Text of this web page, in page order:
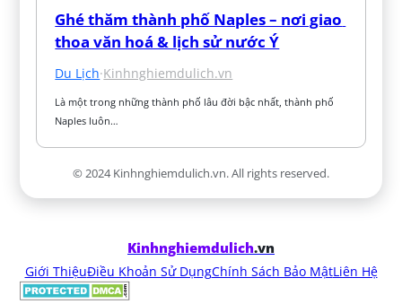
Ghé thăm thành phố Naples – nơi giao
thoa văn hoá & lịch sử nước Ý
Du Lịch·Kinhnghiemdulich.vn
Là một trong những thành phố lâu đời bậc nhất, thành phố
Naples luôn…
© 2024 Kinhnghiemdulich.vn. All rights reserved.
Kinhnghiemdulich.vn
Giới ThiệuĐiều Khoản Sử DụngChính Sách Bảo MậtLiên Hệ